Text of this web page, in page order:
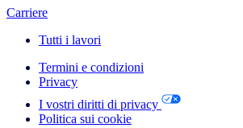
Carriere
Tutti i lavori
Termini e condizioni
Privacy
I vostri diritti di privacy
Politica sui cookie